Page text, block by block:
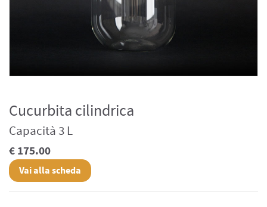
Cucurbita cilindrica
Capacità 3 L
€ 175.00
Vai alla scheda